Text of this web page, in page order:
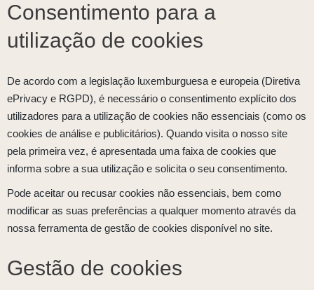
Consentimento para a
utilização de cookies
De acordo com a legislação luxemburguesa e europeia (Diretiva
ePrivacy e RGPD), é necessário o consentimento explícito dos
utilizadores para a utilização de cookies não essenciais (como os
cookies de análise e publicitários). Quando visita o nosso site
pela primeira vez, é apresentada uma faixa de cookies que
informa sobre a sua utilização e solicita o seu consentimento.
Pode aceitar ou recusar cookies não essenciais, bem como
modificar as suas preferências a qualquer momento através da
nossa ferramenta de gestão de cookies disponível no site.
Gestão de cookies